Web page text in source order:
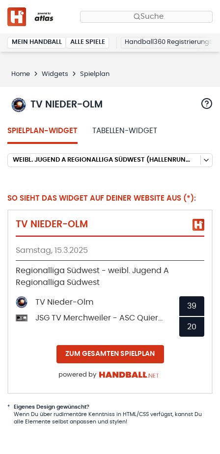
Suche
MEIN HANDBALL ALLE SPIELE Handball360 Registrierung
Home Widgets Spielplan
TV NIEDER-OLM
SPIELPLAN-WIDGET TABELLEN-WIDGET
WEIBL. JUGEND A REGIONALLIGA SÜDWEST (HALLENRUNDE 2024/2025)
SO SIEHT DAS WIDGET AUF DEINER WEBSITE AUS (*):
TV NIEDER-OLM
Samstag, 15.3.2025
Regionalliga Südwest - weibl. Jugend A
Regionalliga Südwest
TV Nieder-Olm
39
20
ZUM GESAMTEN SPIELPLAN
powered by
*
Eigenes Design gewünscht?
Wenn Du über rudimentäre Kenntniss in HTML/CSS verfügst, kannst Du
alle Elemente selbst anpassen und stylen!